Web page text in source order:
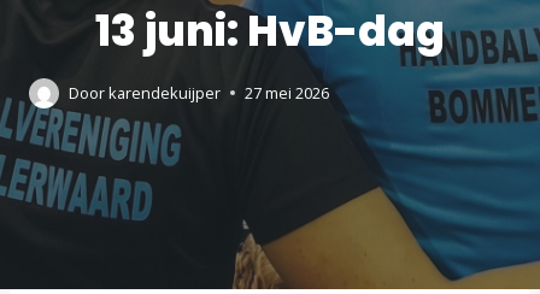
13 juni: HvB-dag
Doorkarendekuijper 27 mei 2026